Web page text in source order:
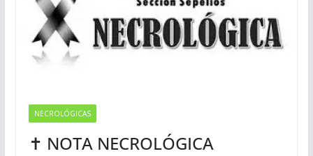
NECROLÓGICAS
✝ NOTA NECROLÓGICA